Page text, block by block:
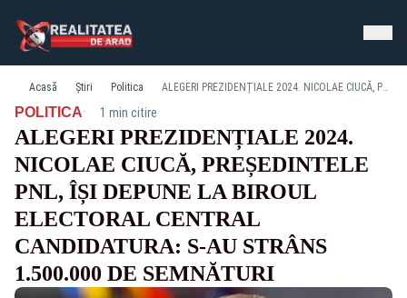
Acasă Știri Politica ALEGERI PREZIDENȚIALE 2024. NICOLAE CIUCĂ, PREȘEDINTELE PNL, ÎȘI DEPUNE LA BIROUL ELECTORAL CENTRAL CANDIDATURA: S-AU STRÂNS 1.500.000 DE SEMNĂTURI
POLITICA· 1 min citire
ALEGERI PREZIDENȚIALE 2024.
NICOLAE CIUCĂ, PREȘEDINTELE
PNL, ÎȘI DEPUNE LA BIROUL
ELECTORAL CENTRAL
CANDIDATURA: S-AU STRÂNS
1.500.000 DE SEMNĂTURI